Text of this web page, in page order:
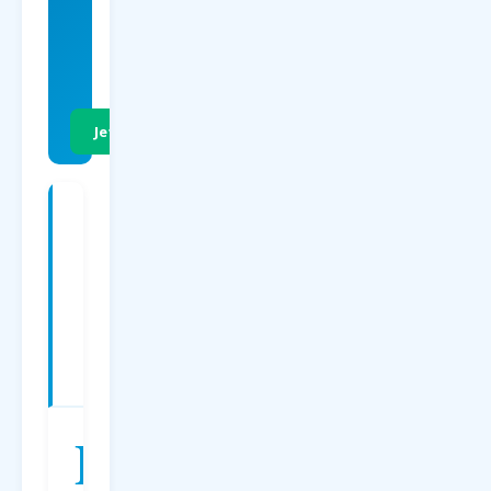
Jetzt Preise vergleichen
D